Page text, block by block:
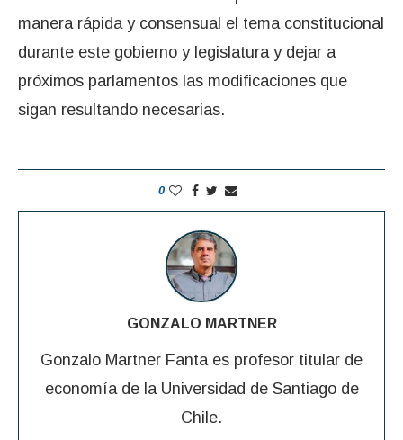
manera rápida y consensual el tema constitucional
durante este gobierno y legislatura y dejar a
próximos parlamentos las modificaciones que
sigan resultando necesarias.
0
GONZALO MARTNER
Gonzalo Martner Fanta es profesor titular de
economía de la Universidad de Santiago de
Chile.